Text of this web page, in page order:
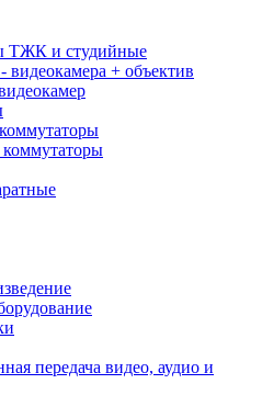
ТЖК и студийные
видеокамера + объектив
передача видео, аудио и